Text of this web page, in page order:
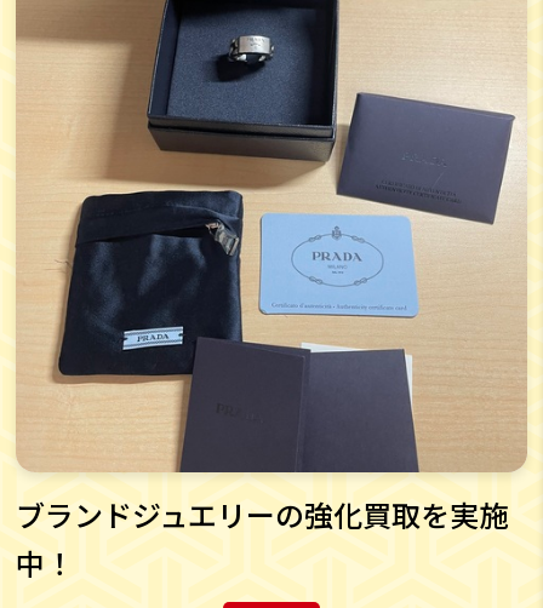
ブランドジュエリーの強化買取を実施
中！